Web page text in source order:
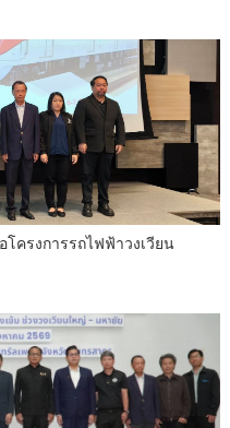
โครงการรถไฟฟ้าวงเวียน